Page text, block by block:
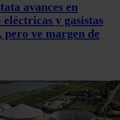
avances en
y gasistas
pero ve margen de